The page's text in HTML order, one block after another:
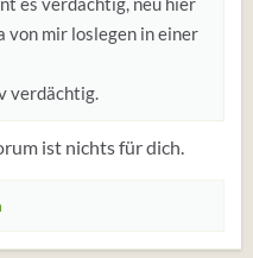
von mir loslegen in einer
verdächtig.
ist nichts für dich.